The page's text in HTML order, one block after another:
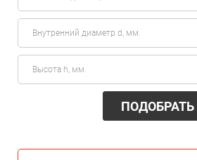
ПОДОБРАТЬ